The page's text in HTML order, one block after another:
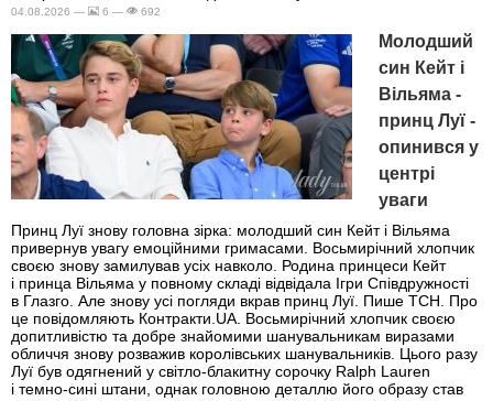
04.08.2026 — 6 — 692
Молодший
син Кейт і
Вільяма -
принц Луї -
опинився у
центрі
уваги
Принц Луї знову головна зірка: молодший син Кейт і Вільяма
привернув увагу емоційними гримасами. Восьмирічний хлопчик
своєю знову замилував усіх навколо. Родина принцеси Кейт
і принца Вільяма у повному складі відвідала Ігри Співдружності
в Глазго. Але знову усі погляди вкрав принц Луї. Пише ТСН. Про
це повідомляють Контракти.UA. Восьмирічний хлопчик своєю
допитливістю та добре знайомими шанувальникам виразами
обличчя знову розважив королівських шанувальників. Цього разу
Луї був одягнений у світло-блакитну сорочку Ralph Lauren
і темно-сині штани, однак головною деталлю його образу став